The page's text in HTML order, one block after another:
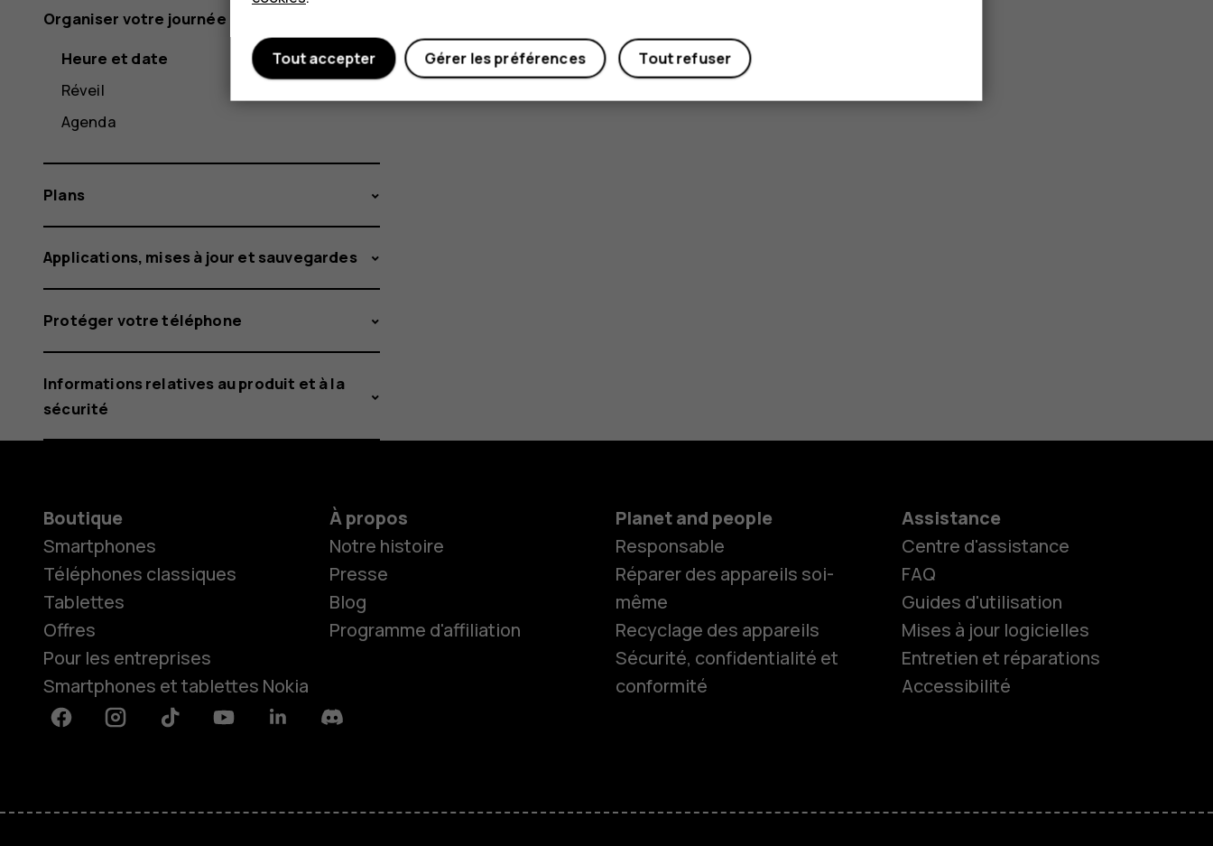
Smartphones
Organiser votre journée
Heure et date
Réveil
Agenda
Plans
Applications, mises à jour et sauvegardes
Protéger votre téléphone
Informations relatives au produit et à la
sécurité
Boutique
Smartphones
Téléphones classiques
Tablettes
Offres
Pour les entreprises
Smartphones et tablettes Nokia
À propos
Notre histoire
Presse
Blog
Programme d'affiliation
Planet and people
Responsable
Réparer des appareils soi-
même
Recyclage des appareils
Sécurité, confidentialité et
conformité
Assistance
Centre d'assistance
FAQ
Guides d'utilisation
Mises à jour logicielles
Entretien et réparations
Accessibilité
FacebookInstagramTiktok YoutubeLinkedinDiscord
Tout refuser
Gérer les préférences
Tout accepter